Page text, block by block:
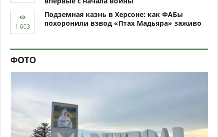
Подземная казнь в Херсоне: как ФАБы
похоронили взвод «Птах Мадьяра» заживо
ФОТО